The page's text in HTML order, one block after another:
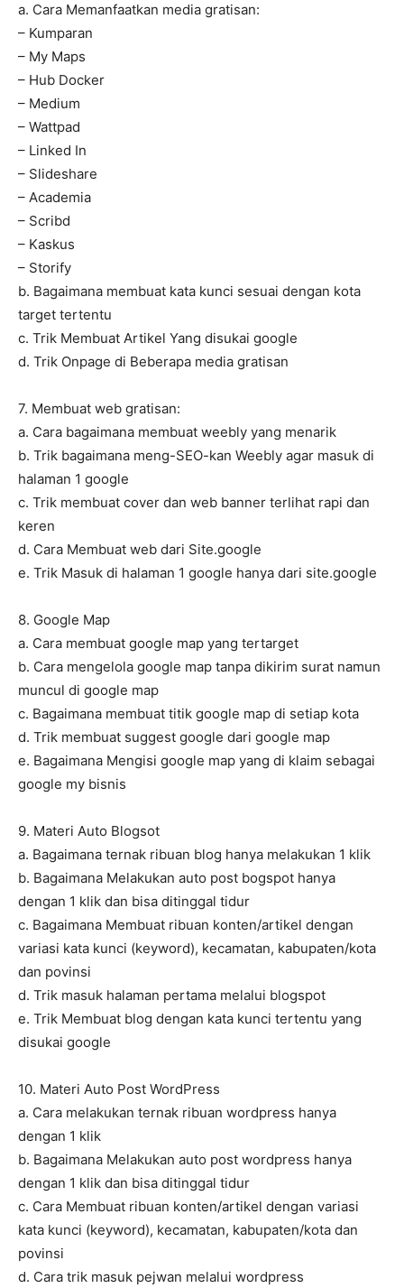
a. Cara Memanfaatkan media gratisan:
– Kumparan
– My Maps
– Hub Docker
– Medium
– Wattpad
– Linked In
– Slideshare
– Academia
– Scribd
– Kaskus
– Storify
b. Bagaimana membuat kata kunci sesuai dengan kota
target tertentu
c. Trik Membuat Artikel Yang disukai google
d. Trik Onpage di Beberapa media gratisan
7. Membuat web gratisan:
a. Cara bagaimana membuat weebly yang menarik
b. Trik bagaimana meng-SEO-kan Weebly agar masuk di
halaman 1 google
c. Trik membuat cover dan web banner terlihat rapi dan
keren
d. Cara Membuat web dari Site.google
e. Trik Masuk di halaman 1 google hanya dari site.google
8. Google Map
a. Cara membuat google map yang tertarget
b. Cara mengelola google map tanpa dikirim surat namun
muncul di google map
c. Bagaimana membuat titik google map di setiap kota
d. Trik membuat suggest google dari google map
e. Bagaimana Mengisi google map yang di klaim sebagai
google my bisnis
9. Materi Auto Blogsot
a. Bagaimana ternak ribuan blog hanya melakukan 1 klik
b. Bagaimana Melakukan auto post bogspot hanya
dengan 1 klik dan bisa ditinggal tidur
c. Bagaimana Membuat ribuan konten/artikel dengan
variasi kata kunci (keyword), kecamatan, kabupaten/kota
dan povinsi
d. Trik masuk halaman pertama melalui blogspot
e. Trik Membuat blog dengan kata kunci tertentu yang
disukai google
10. Materi Auto Post WordPress
a. Cara melakukan ternak ribuan wordpress hanya
dengan 1 klik
b. Bagaimana Melakukan auto post wordpress hanya
dengan 1 klik dan bisa ditinggal tidur
c. Cara Membuat ribuan konten/artikel dengan variasi
kata kunci (keyword), kecamatan, kabupaten/kota dan
povinsi
d. Cara trik masuk pejwan melalui wordpress